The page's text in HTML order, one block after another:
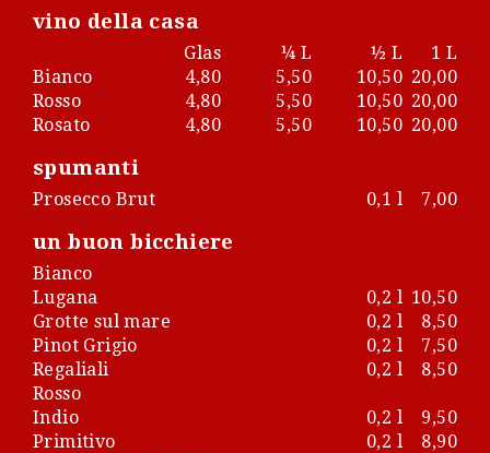
vino della casa
Glas ¼ L ½ L
1 L
Bianco
4,80 5,50 10,50 20,00
Rosso
4,80 5,50 10,50 20,00
Rosato
4,80 5,50 10,50 20,00
spumanti
Prosecco Brut 0,1 l 7,00
un buon bicchiere
Bianco
Lugana
0,2 l 10,50
Grotte sul mare
0,2 l
8,50
Pinot Grigio
0,2 l
7,50
Regaliali
0,2 l
8,50
Rosso
Indio
0,2 l
9,50
Primitivo
0,2 l
8,90